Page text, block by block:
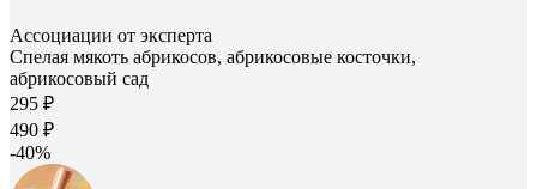
Ассоциации от эксперта
Спелая мякоть абрикосов, абрикосовые косточки,
абрикосовый сад
295 ₽
490 ₽
-40%